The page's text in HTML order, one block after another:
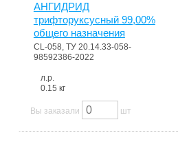
АНГИДРИД
трифторуксусный 99,00%
общего назначения
CL-058, ТУ 20.14.33-058-
98592386-2022
л.р.
0.15 кг
Вы заказали шт